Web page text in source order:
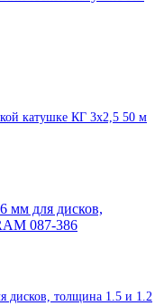
катушке КГ 3x2,5 50 м
дисков, толщина 1.5 и 1.2